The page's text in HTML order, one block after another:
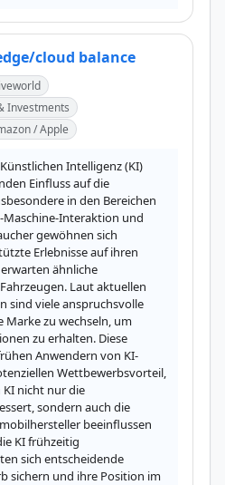
cloud balance
Investments
/ Apple
Intelligenz (KI)
Einfluss auf die
in den Bereichen
Interaktion und
gewöhnen sich
Erlebnisse auf ihren
ähnliche
Laut aktuellen
sind viele anspruchsvolle
Marke zu wechseln, um
zu erhalten. Diese
Anwendern von KI-
Wettbewerbsvorteil,
nicht nur die
sondern auch die
beeinflussen
KI frühzeitig
sich entscheidende
sichern und ihre Position im